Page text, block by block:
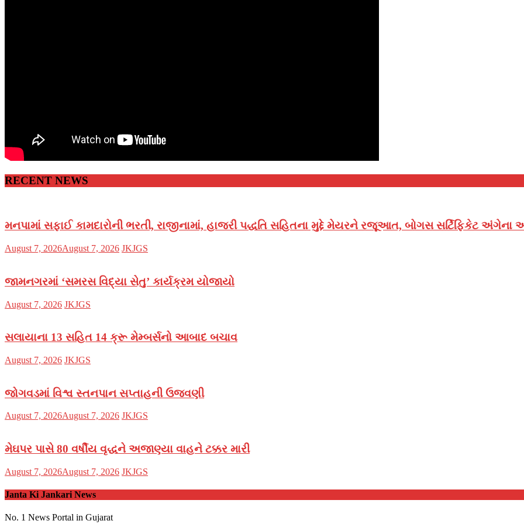
RECENT NEWS
મનપામાં સફાઈ કામદારોની ભરતી, રાજીનામાં, હાજરી પદ્ધતિ સહિતના મુદ્દે મેયરને રજૂઆત, બોગસ સર્ટિફિકેટ અંગેના
Posted
August 7, 2026August 7, 2026 Author
JKJGS
જામનગરમાં ‘સમરસ વિદ્યા સેતુ’ કાર્યક્રમ યોજાયો
Posted
August 7, 2026 Author
JKJGS
સલાયાના 13 સહિત 14 ક્રૂ મેમ્બર્સનો આબાદ બચાવ‎
Posted
August 7, 2026 Author
JKJGS
જોગવડમાં વિશ્વ સ્તનપાન સપ્તાહની ઉજવણી
Posted
August 7, 2026August 7, 2026 Author
JKJGS
મેઘપર પાસે 80 વર્ષીય વૃદ્ધને અજાણ્યા વાહને ટક્કર મારી
Posted
August 7, 2026August 7, 2026 Author
JKJGS
Janta Ki Jankari News
No. 1 News Portal in Gujarat